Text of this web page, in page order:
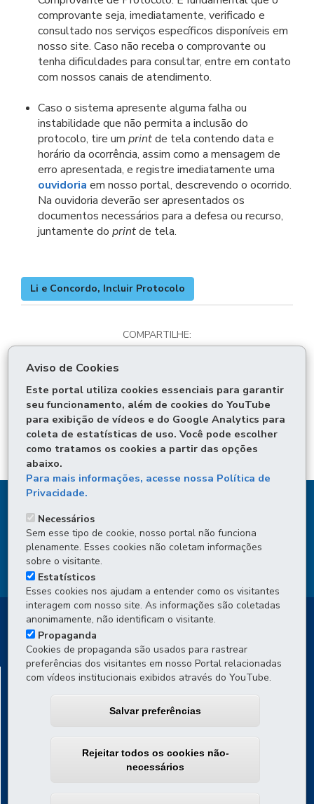
comprovante seja, imediatamente, verificado e
consultado nos serviços específicos disponíveis em
nosso site. Caso não receba o comprovante ou
tenha dificuldades para consultar, entre em contato
com nossos canais de atendimento.
Caso o sistema apresente alguma falha ou
instabilidade que não permita a inclusão do
protocolo, tire um printde tela contendo data e
horário da ocorrência, assim como a mensagem de
erro apresentada, e registre imediatamente uma
ouvidoria em nosso portal, descrevendo o ocorrido.
Na ouvidoria deverão ser apresentados os
documentos necessários para a defesa ou recurso,
juntamente do printde tela.
Li e Concordo, Incluir Protocolo
COMPARTILHE:
bo
ok
T
wi
tt
er
ts
Ap
p
Voltar Início
Imprimir
Baixar
OUVIDORIA
DEPARTAMENTO DE TRÂNSITO DO PARANÁ -
Av. Victor Ferreira do Amaral, 2940 - Capão da Imbuia
Atendimento por WhatsApp (Projeto Piloto): de segunda a
sexta, das 8h às 16h
Atendimento presencial por agendamento
Ouvidoria Detran/PR
Aviso de Cookies
Este portal utiliza cookies essenciais para garantir
seu funcionamento, além de cookies do YouTube
para exibição de vídeos e do Google Analytics para
coleta de estatísticas de uso. Você pode escolher
como tratamos os cookies a partir das opções
abaixo.
Para mais informações, acesse nossa Política de
Privacidade.
Necessários
Sem esse tipo de cookie, nosso portal não funciona
plenamente. Esses cookies não coletam informações
sobre o visitante.
Estatísticos
Esses cookies nos ajudam a entender como os visitantes
interagem com nosso site. As informações são coletadas
anonimamente, não identificam o visitante.
Propaganda
Cookies de propaganda são usados para rastrear
preferências dos visitantes em nosso Portal relacionadas
com vídeos institucionais exibidos através do YouTube.
Salvar preferências
Rejeitar todos os cookies não-
necessários